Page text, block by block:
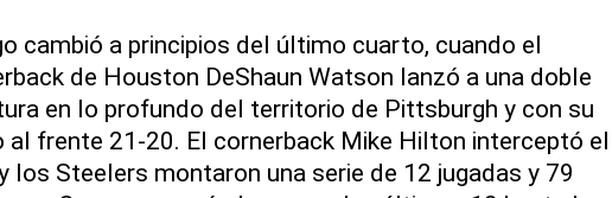
cambió a principios del último cuarto, cuando el
de Houston DeShaun Watson lanzó a una doble
en lo profundo del territorio de Pittsburgh y con su
al frente 21-20. El cornerback Mike Hilton interceptó el
los Steelers montaron una serie de 12 jugadas y 79